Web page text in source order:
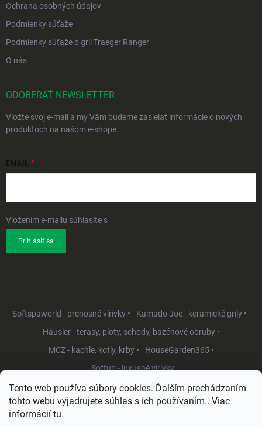
Tento web používa súbory cookies. Ďalším prechádzaním
tohto webu vyjadrujete súhlas s ich používaním.. Viac
informácií tu.
Ochrana osobných údajov
Podmienky súťaže
Podmienky súťaže o gril Traeger Ranger
O nás
ODOBERAŤ NEWSLETTER
Vložte svoj e-mail a my Vám budeme zasielať informácie o nových
produktoch na našom e-shope.
EMAIL
Vložením e-mailu súhlasíte s
Prihlásiť sa
Softspaworld - prenosné vírivky •
Kamado Joe - keramické grily •
Häusler - terasy, ploty, schody, bazénové obruby •
MCZ - kachle, kotly, krby •
HouseGarden365 •
Softub - luxusné vírivky